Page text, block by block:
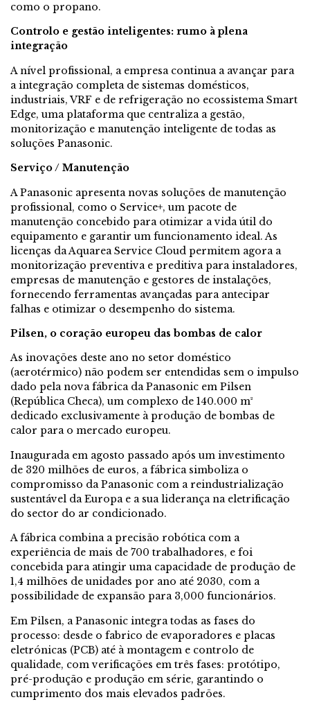
como o propano.
Controlo e gestão inteligentes: rumo à plena
integração
A nível profissional, a empresa continua a avançar para
a integração completa de sistemas domésticos,
industriais, VRF e de refrigeração no ecossistema Smart
Edge, uma plataforma que centraliza a gestão,
monitorização e manutenção inteligente de todas as
soluções Panasonic.
Serviço / Manutenção
A Panasonic apresenta novas soluções de manutenção
profissional, como o Service+, um pacote de
manutenção concebido para otimizar a vida útil do
equipamento e garantir um funcionamento ideal. As
licenças da Aquarea Service Cloud permitem agora a
monitorização preventiva e preditiva para instaladores,
empresas de manutenção e gestores de instalações,
fornecendo ferramentas avançadas para antecipar
falhas e otimizar o desempenho do sistema.
Pilsen, o coração europeu das bombas de calor
As inovações deste ano no setor doméstico
(aerotérmico) não podem ser entendidas sem o impulso
dado pela nova fábrica da Panasonic em Pilsen
(República Checa), um complexo de 140.000 m²
dedicado exclusivamente à produção de bombas de
calor para o mercado europeu.
Inaugurada em agosto passado após um investimento
de 320 milhões de euros, a fábrica simboliza o
compromisso da Panasonic com a reindustrialização
sustentável da Europa e a sua liderança na eletrificação
do sector do ar condicionado.
A fábrica combina a precisão robótica com a
experiência de mais de 700 trabalhadores, e foi
concebida para atingir uma capacidade de produção de
1,4 milhões de unidades por ano até 2030, com a
possibilidade de expansão para 3,000 funcionários.
Em Pilsen, a Panasonic integra todas as fases do
processo: desde o fabrico de evaporadores e placas
eletrónicas (PCB) até à montagem e controlo de
qualidade, com verificações em três fases: protótipo,
pré-produção e produção em série, garantindo o
cumprimento dos mais elevados padrões.